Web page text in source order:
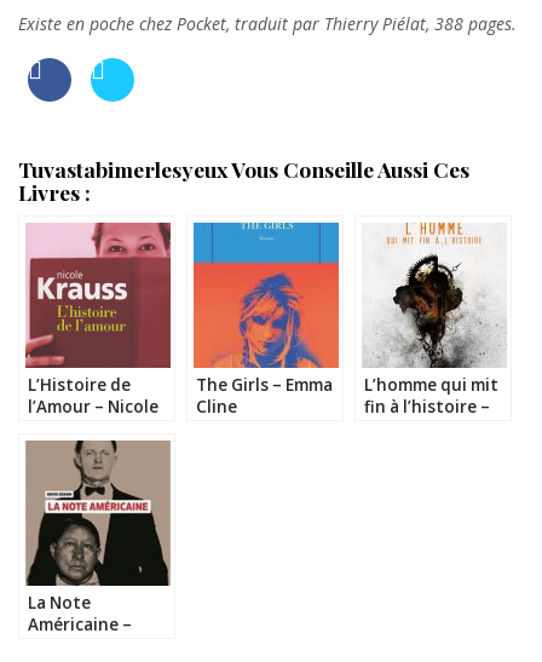
Existe en poche chez Pocket, traduit par Thierry Piélat, 388 pages.
Tuvastabimerlesyeux Vous Conseille Aussi Ces
Livres :
L’Histoire de
l’Amour – Nicole
The Girls – Emma
Cline
L’homme qui mit
fin à l’histoire –
La Note
Américaine –